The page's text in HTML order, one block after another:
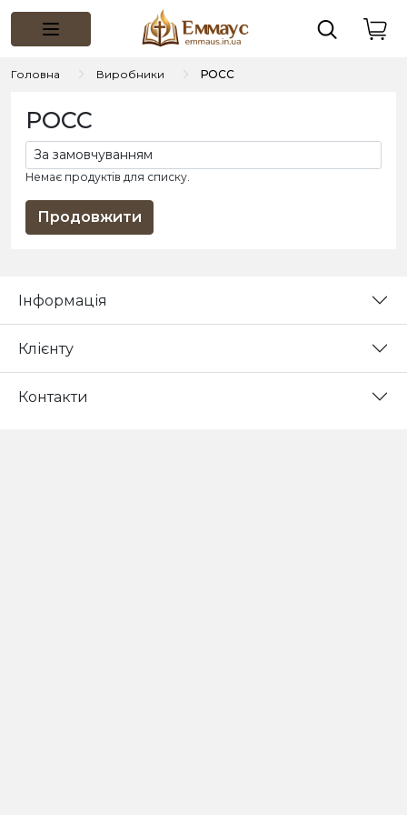
Головна Виробники РОСС
РОСС
Немає продуктів для списку.
Продовжити
Інформація
Клієнту
Контакти